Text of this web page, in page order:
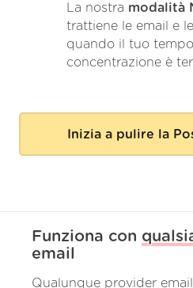
La nostra modalità
trattiene le email e
quando il tuo
concentrazione è
Inizia a pulire la
Funziona con
email
Qualunque provider